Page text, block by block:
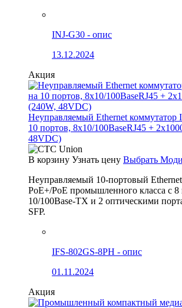
INJ-G30 - опис
13.12.2024
Акция
Неуправляемый Ethernet коммутатор
10 портов, 8x10/100BaseRJ45 +
48VDC)
В корзину Узнать цену Выбрать
Неуправляемый 10-портовый
PoE+/PoE промышленного класса с 8
10/100Base-TX и 2 оптическими
SFP.
IFS-802GS-8PH - опис
01.11.2024
Акция